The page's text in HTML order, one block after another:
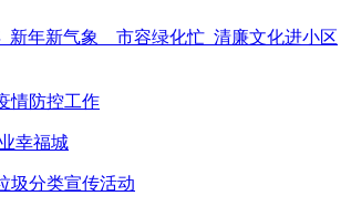
新年新气象 市容绿化忙 清廉文化进小区
情防控工作
幸福城
圾分类宣传活动